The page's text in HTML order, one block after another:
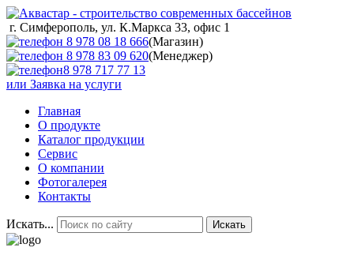
г. Симферополь, ул. К.Маркса 33, офис 1
8 978 08 18 666(Магазин)
8 978 83 09 620(Менеджер)
8 978 717 77 13
или Заявка на услуги
Главная
О продукте
Каталог продукции
Сервис
О компании
Фотогалерея
Контакты
Искать... Искать